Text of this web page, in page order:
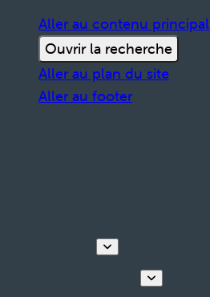
Aller au contenu principal
Ouvrir la recherche
Aller au plan du site
Aller au footer